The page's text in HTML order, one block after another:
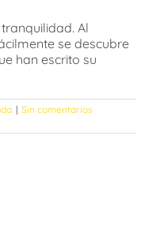
Al
se descubre
han escrito su
| Sin comentarios